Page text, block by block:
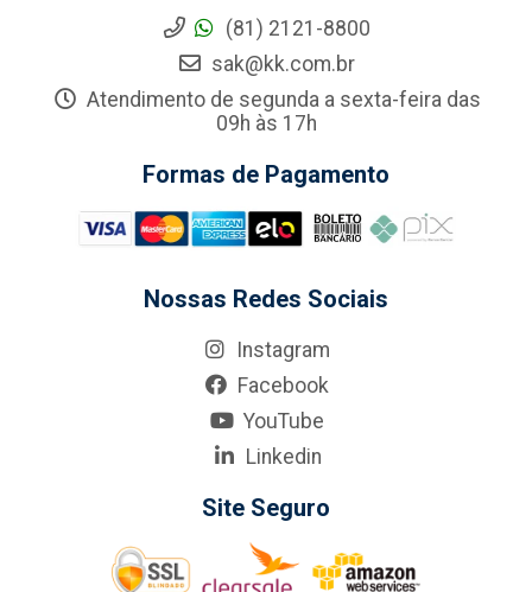
(81) 2121-8800
sak@kk.com.br
Atendimento de segunda a sexta-feira das
09h às 17h
Formas de Pagamento
Nossas Redes Sociais
Instagram
Facebook
YouTube
Linkedin
Site Seguro